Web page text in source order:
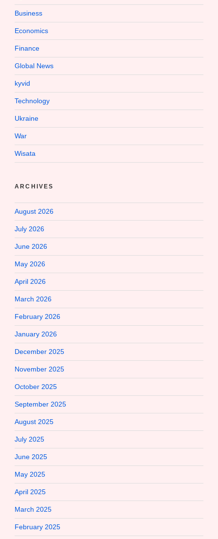
Business
Economics
Finance
Global News
kyvid
Technology
Ukraine
War
Wisata
ARCHIVES
August 2026
July 2026
June 2026
May 2026
April 2026
March 2026
February 2026
January 2026
December 2025
November 2025
October 2025
September 2025
August 2025
July 2025
June 2025
May 2025
April 2025
March 2025
February 2025